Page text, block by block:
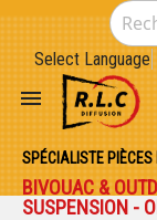
Select Language

SPÉCIALISTE
BIVOUAC &
SUSPENSION -